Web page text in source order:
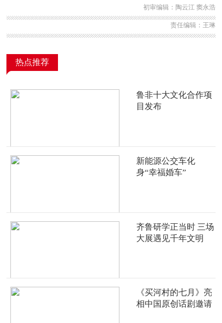
初审编辑：陶云江 窦永浩
责任编辑：王琳
热点推荐
鲁非十大文化合作项
目发布
新能源公交车化
身“幸福婚车”
齐鲁研学正当时 三场
大展遇见千年文明
《买河村的七月》亮
相中国原创话剧邀请